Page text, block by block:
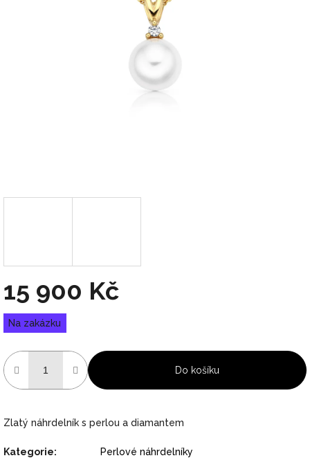
15 900 Kč
Měrná
cena:
Na zakázku
Do košíku
Zlatý náhrdelník s perlou a diamantem
Kategorie:
Perlové náhrdelníky